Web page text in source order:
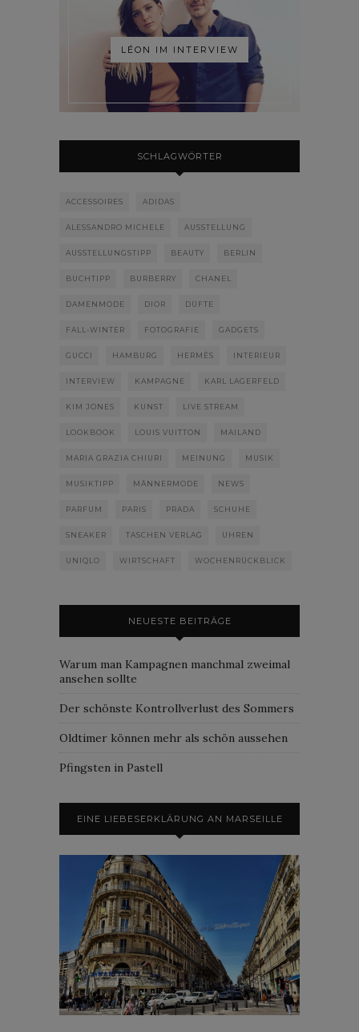
LÉON IM INTERVIEW
SCHLAGWÖRTER
ACCESSOIRES ADIDAS
ALESSANDRO MICHELE AUSSTELLUNG
AUSSTELLUNGSTIPP BEAUTY BERLIN
BUCHTIPP BURBERRY CHANEL
DAMENMODE DIOR DÜFTE
FALL-WINTER FOTOGRAFIE GADGETS
GUCCI HAMBURG HERMÈS INTERIEUR
INTERVIEW KAMPAGNE KARL LAGERFELD
KIM JONES KUNST LIVE STREAM
LOOKBOOK LOUIS VUITTON MAILAND
MARIA GRAZIA CHIURI MEINUNG MUSIK
MUSIKTIPP MÄNNERMODE NEWS
PARFUM PARIS PRADA SCHUHE
SNEAKER TASCHEN VERLAG UHREN
UNIQLO WIRTSCHAFT WOCHENRÜCKBLICK
NEUESTE BEITRÄGE
Warum man Kampagnen manchmal zweimal
ansehen sollte
Der schönste Kontrollverlust des Sommers
Oldtimer können mehr als schön aussehen
Pfingsten in Pastell
EINE LIEBESERKLÄRUNG AN MARSEILLE